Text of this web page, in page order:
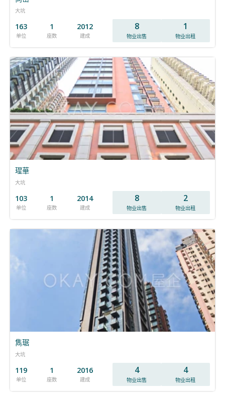
大坑
163
单位
1
座数
2012
建成
8
物业出售
1
物业出租
瑆華
大坑
103
单位
1
座数
2014
建成
8
物业出售
2
物业出租
雋琚
大坑
119
单位
1
座数
2016
建成
4
物业出售
4
物业出租